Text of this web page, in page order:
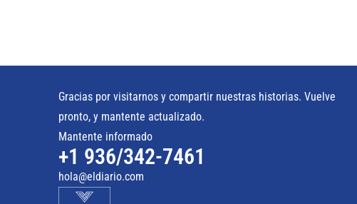
Gracias por visitarnos y compartir nuestras historias. Vuelve
pronto, y mantente actualizado.
Mantente informado
+1 936/342-7461
hola@eldiario.com